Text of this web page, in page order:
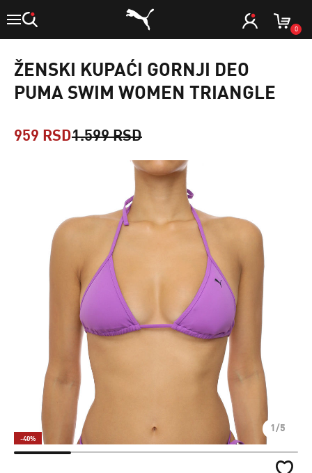
0
ŽENSKI KUPAĆI GORNJI DEO
PUMA SWIM WOMEN TRIANGLE
959 RSD1.599 RSD
1/5
-40%